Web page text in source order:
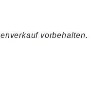
vorbehalten.